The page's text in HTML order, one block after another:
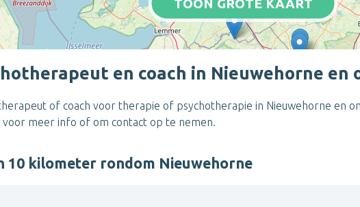
TOON GROTE KAART
en coach in Nieuwehorne en
of coach voor therapie of psychotherapie in Nieuwehorne en
meer info of om contact op te nemen.
10 kilometer rondom Nieuwehorne